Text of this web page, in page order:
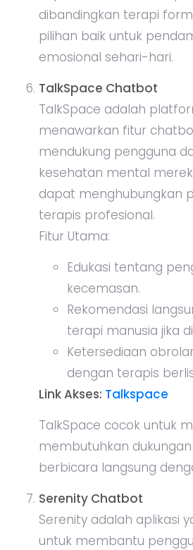
dibandingkan terapi
pilihan baik untuk
emosional sehari-hari.
TalkSpace Chatbot
TalkSpace adalah
menawarkan fitur
mendukung pengguna
kesehatan mental
dapat menghubungkan
terapis profesional.
Fitur Utama:
Edukasi tentang
kecemasan.
Rekomendasi
terapi manusia jika
Ketersediaan
dengan terapis
Link Akses: Talkspace
TalkSpace cocok untuk
membutuhkan
berbicara langsung
Serenity Chatbot
Serenity adalah aplikasi
untuk membantu